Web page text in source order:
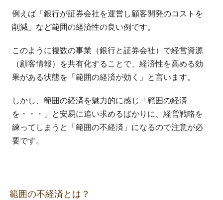
例えば「銀行が証券会社を運営し顧客開発のコストを
削減」など範囲の経済性の良い例です。
このように複数の事業（銀行と証券会社）で経営資源
（顧客情報）を共有化することで、経済性を高める効
果がある状態を「範囲の経済が効く」と言います。
しかし、範囲の経済を魅力的に感じ「範囲の経済
を・・・」と安易に追い求めるばかりに、経営戦略を
練ってしまうと「範囲の不経済」になるので注意が必
要です。
範囲の不経済とは？